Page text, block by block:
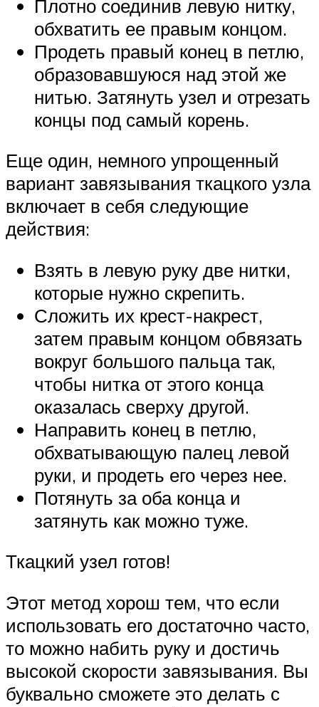
Плотно соединив левую нитку,
обхватить ее правым концом.
Продеть правый конец в петлю,
образовавшуюся над этой же
нитью. Затянуть узел и отрезать
концы под самый корень.
Еще один, немного упрощенный
вариант завязывания ткацкого узла
включает в себя следующие
действия:
Взять в левую руку две нитки,
которые нужно скрепить.
Сложить их крест-накрест,
затем правым концом обвязать
вокруг большого пальца так,
чтобы нитка от этого конца
оказалась сверху другой.
Направить конец в петлю,
обхватывающую палец левой
руки, и продеть его через нее.
Потянуть за оба конца и
затянуть как можно туже.
Ткацкий узел готов!
Этот метод хорош тем, что если
использовать его достаточно часто,
то можно набить руку и достичь
высокой скорости завязывания. Вы
буквально сможете это делать с